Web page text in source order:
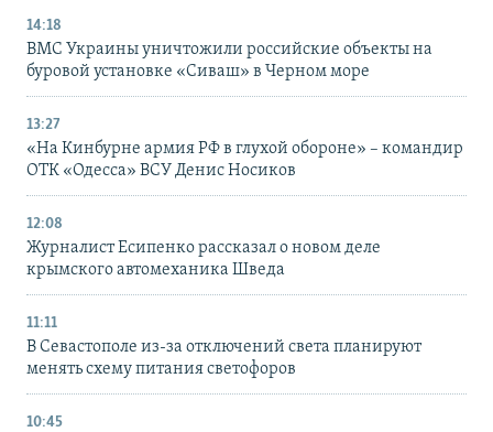
14:18
ВМС Украины уничтожили российские объекты на
буровой установке «Сиваш» в Черном море
13:27
«На Кинбурне армия РФ в глухой обороне» – командир
ОТК «Одесса» ВСУ Денис Носиков
12:08
Журналист Есипенко рассказал о новом деле
крымского автомеханика Шведа
11:11
В Севастополе из-за отключений света планируют
менять схему питания светофоров
10:45